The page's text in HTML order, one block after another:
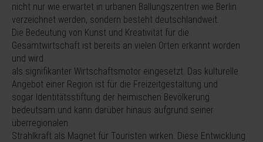
nicht nur wie erwartet in urbanen Ballungszentren wie Berlin
verzeichnet werden, sondern besteht deutschlandweit.
Die Bedeutung von Kunst und Kreativität für die
Gesamtwirtschaft ist bereits an vielen Orten erkannt worden
und wird
als signifikanter Wirtschaftsmotor eingesetzt. Das kulturelle
Angebot einer Region ist für die Freizeitgestaltung und
sogar Identitätsstiftung der heimischen Bevölkerung
bedeutsam und kann darüber hinaus aufgrund seiner
überregionalen
Strahlkraft als Magnet für Touristen wirken. Diese Entwicklung